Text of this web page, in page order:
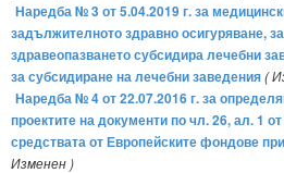
Наредба № 3 от 5.04.2019 г. за
задължителното здравно осигуряване,
здравеопазването субсидира лечебни
за субсидиране на лечебни заведения(
Наредба № 4 от 22.07.2016 г. за
проектите на документи по чл. 26, ал. 1
средствата от Европейските фондове
Изменен )